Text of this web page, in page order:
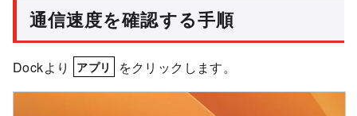
通信速度を確認する手順
Dockより アプリ をクリックします。